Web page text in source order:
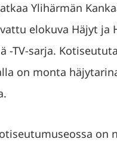
Ylihärmän
elokuva Häjyt ja
-TV-sarja.
on monta
on